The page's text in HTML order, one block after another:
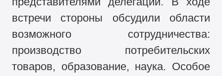
встречи стороны обсудили области
возможного сотрудничества:
производство потребительских
товаров, образование, наука. Особое